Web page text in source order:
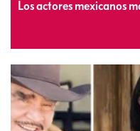
Los actores mexicanos